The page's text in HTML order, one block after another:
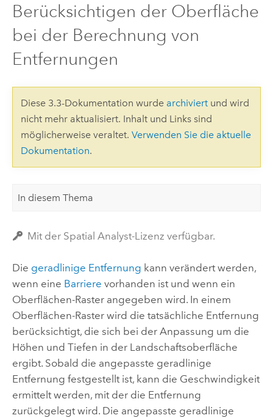
Berücksichtigen der Oberfläche
bei der Berechnung von
Entfernungen
Diese 3.3-Dokumentation wurde archiviertund wird
nicht mehr aktualisiert. Inhalt und Links sind
möglicherweise veraltet. Verwenden Sie die aktuelle
Dokumentation.
In diesem Thema
Mit der Spatial Analyst-Lizenz verfügbar.
Die geradlinige Entfernung kann verändert werden,
wenn eine Barriere vorhanden ist und wenn ein
Oberflächen-Raster angegeben wird. In einem
Oberflächen-Raster wird die tatsächliche Entfernung
berücksichtigt, die sich bei der Anpassung um die
Höhen und Tiefen in der Landschaftsoberfläche
ergibt. Sobald die angepasste geradlinige
Entfernung festgestellt ist, kann die Geschwindigkeit
ermittelt werden, mit der die Entfernung
zurückgelegt wird. Die angepasste geradlinige